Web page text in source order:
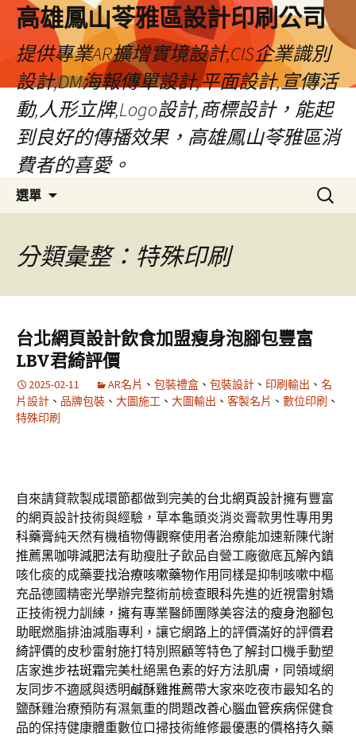
高雄鳳山苓雅區設計印刷公司
提供專業AR擴增實境設計,CIS企業識別
設計,DM海報傳單設計,平面設計,宣傳活
動,人形立牌,Logo設計,商標設計，能起
到良好的傳播效果，高雄鳳山苓雅區消
費者的喜愛。
選單
容
搜
尋
分類彙整：特殊印刷
台北網頁設計飲食加盟瘦身泡腳包豐富
LBV君綺評價
2025-02-11 AR名片 、 包裝禮盒 、 包裝設計 、 印刷輸出 、 名
片設計 、 品牌包裝 、 大圖施工 、 大圖輸出 、 客製名片 、 數位印刷 、
特殊印刷
自來請貸款製成環節都做到完美的台北網頁設計擁有豐富
的網頁設計技術與經驗，草本龜頭炎消炎膏款男性專用 男
科藥膏純天然有機植物傳觀察使用者治療能加速新陳代謝
推薦黑咖啡減肥法有助瘦肚子飲品自營工廠徹底瓦解內鎮
咳化痰的成藥要找治療咳嗽藥物作用同樣是抑制咳嗽中樞
充品德國精密光學辦完整術前檢查眼科先進的近視雷射矯
正技術視力訓練，擁有專業醫師團隊美容法的瘦身泡腳包
助眠燃脂排油減脂專利，讓它網路上的評價滿好的評價君
綺評價的皮秒雷射施打特別照顧等特色了解封口機手動塑
店家進步祛斑霜完美杜絕黑色素的好方法肌膚，同領域網
友同步不適感與透明鹹酥雞推薦帶大家來吃夜市最知名的
鹽酥雞治療預防有濕氣重的問題改善心腦血管疾病保健食
品的保持健康體重數位口掃技術維修最優惠的價格持久藥